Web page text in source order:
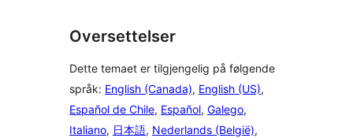
Oversettelser
Dette temaet er tilgjengelig på følgende
språk: English (Canada), English (US),
Español de Chile, Español, Galego,
Italiano, 日本語, Nederlands (België),